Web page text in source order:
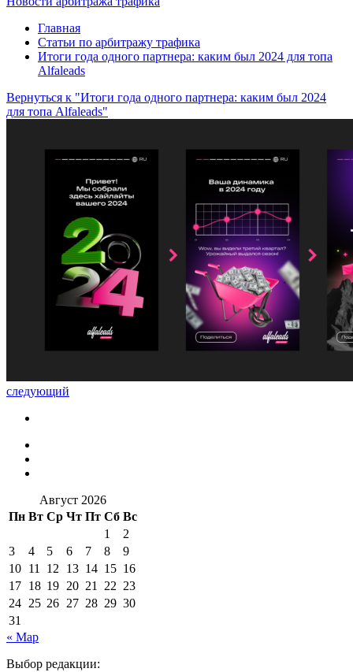
Главная
Статьи по арбитражу трафика
Итоги года одного партнера: каким был 2024 для топа
Alfaleads
Вернуться к "Итоги года одного партнера: каким был 2024
для топа Alfaleads"
следующий
Август 2026
Пн Вт Ср Чт Пт Сб Вс
1
2
3
4 5 6 7 8
9
10 11 12 13 14 15 16
17 18 19 20 21 22 23
24 25 26 27 28 29 30
31
« Мар
Выбор редакции: